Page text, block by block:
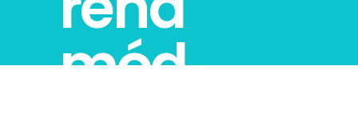
mód